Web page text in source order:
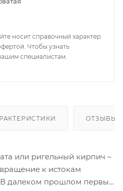
носит справочный характер
Чтобы узнать
специалистам.
ОТЗЫВЫ
или ригельный кирпич –
к истокам
В далеком прошлом первый